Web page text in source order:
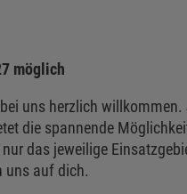
möglich
uns herzlich
die spannende
das jeweilige
uns auf dich.